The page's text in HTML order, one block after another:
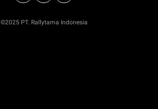
©2025 PT. Rallytama Indonesia